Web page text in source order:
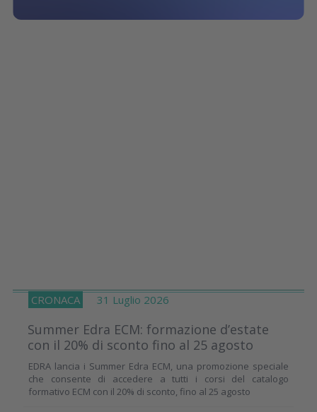
CRONACA 31 Luglio 2026
Summer Edra ECM: formazione d’estate
con il 20% di sconto fino al 25 agosto
EDRA lancia i Summer Edra ECM, una promozione speciale
che consente di accedere a tutti i corsi del catalogo
formativo ECM con il 20% di sconto, fino al 25 agosto